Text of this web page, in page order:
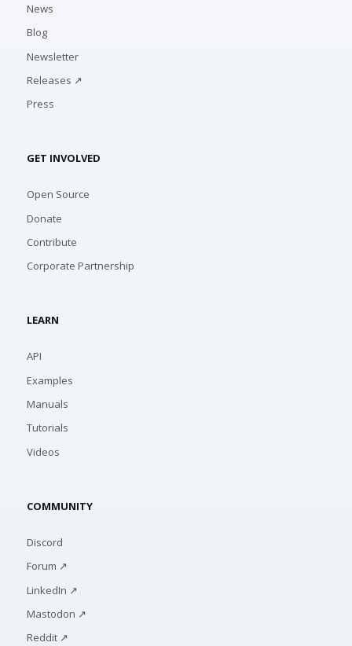
News
Blog
Newsletter
Releases ↗
Press
GET INVOLVED
Open Source
Donate
Contribute
Corporate Partnership
LEARN
API
Examples
Manuals
Tutorials
Videos
COMMUNITY
Discord
Forum ↗
LinkedIn ↗
Mastodon ↗
Reddit ↗